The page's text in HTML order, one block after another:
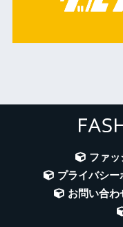
ファッ
プライバシー
お問い合わ